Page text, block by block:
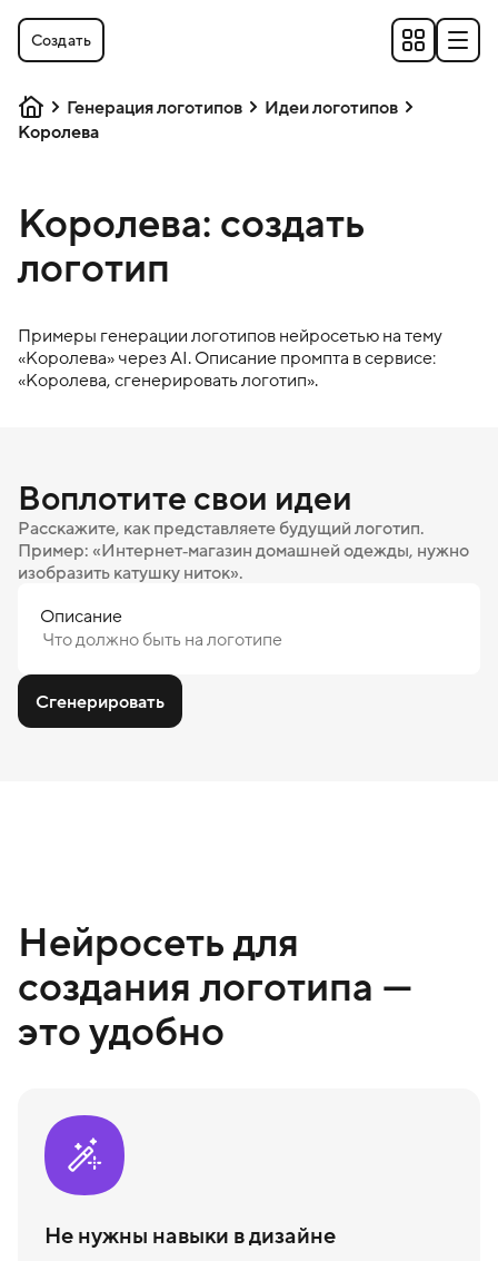
Создать
Генерация логотипов
Идеи логотипов
Королева
Королева: создать
логотип
Примеры генерации логотипов нейросетью на тему
«Королева» через AI. Описание промпта в сервисе:
«Королева, сгенерировать логотип».
Воплотите свои идеи
Расскажите, как представляете будущий логотип.
Пример: «Интернет‑магазин домашней одежды, нужно
изобразить катушку ниток».
Описание
Сгенерировать
Нейросеть для
создания логотипа —
это удобно
Не нужны навыки в дизайне